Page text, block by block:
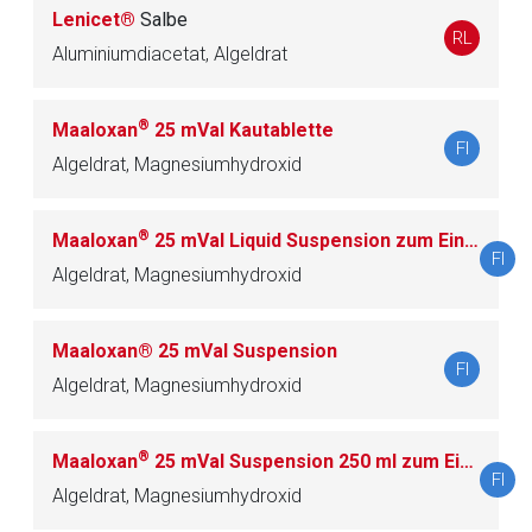
Lenicet® Salbe
Aluminiumdiacetat, Algeldrat
RL
Maaloxan® 25 mVal Kautablette
Algeldrat, Magnesiumhydroxid
FI
Maaloxan® 25 mVal Liquid Suspension zum Einnehmen
Algeldrat, Magnesiumhydroxid
FI
Maaloxan® 25 mVal Suspension
Algeldrat, Magnesiumhydroxid
FI
Maaloxan® 25 mVal Suspension 250 ml zum Einnehmen
Algeldrat, Magnesiumhydroxid
FI
Betreiber verantwortlich. Ebenso gelten dort ggf. andere